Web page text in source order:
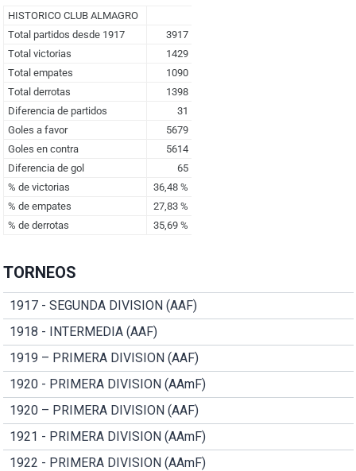
TORNEOS
1917 - SEGUNDA DIVISION (AAF)
1918 - INTERMEDIA (AAF)
1919 – PRIMERA DIVISION (AAF)
1920 - PRIMERA DIVISION (AAmF)
1920 – PRIMERA DIVISION (AAF)
1921 - PRIMERA DIVISION (AAmF)
1922 - PRIMERA DIVISION (AAmF)